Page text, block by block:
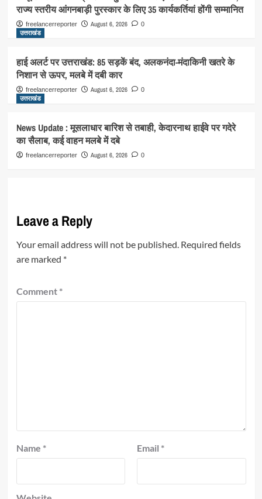
राज्य स्तरीय आंगनबाड़ी पुरस्कार के लिए 35 कार्यकर्तियां होंगी सम्मानित
freelancerreporter August 6, 2026 0
उत्तराखंड
हाई अलर्ट पर उत्तराखंड: 85 सड़कें बंद, अलकनंदा-मंदाकिनी खतरे के
निशान से ऊपर, मलबे में दबी कार
freelancerreporter August 6, 2026 0
उत्तराखंड
News Update : मूसलाधार बारिश से तबाही, केदारनाथ हाईवे पर गदेरे
का सैलाब, कई वाहन मलबे में दबे
freelancerreporter August 6, 2026 0
Leave a Reply
Your email address will not be published. Required fields
are marked *
Comment *
Name * Email *